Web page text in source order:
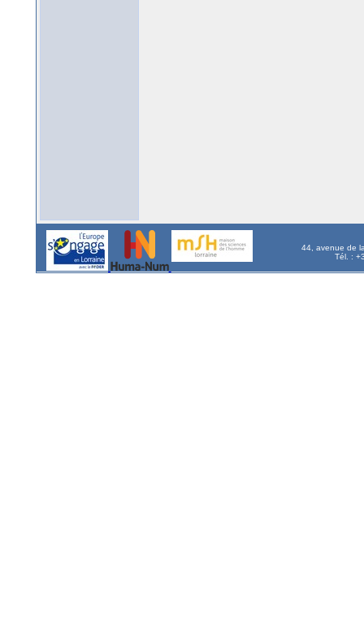
44, avenue de
Tél. :